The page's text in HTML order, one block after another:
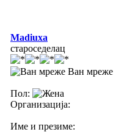
Madiuxa
староседелац
Ван мреже
Пол:
Организација:
Име и презиме: